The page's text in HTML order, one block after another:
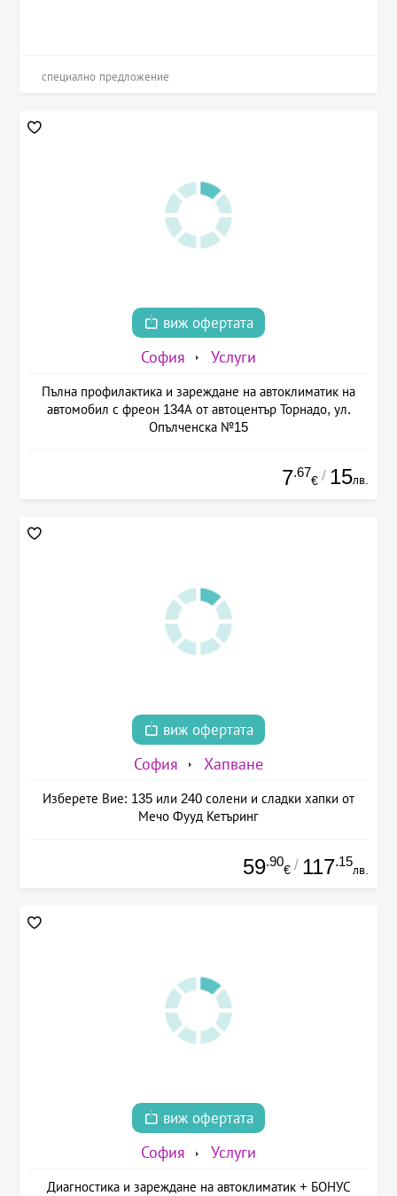
специално предложение
виж офертата
София Услуги
Пълна профилактика и зареждане на автоклиматик на
автомобил с фреон 134А от автоцентър Торнадо, ул.
Опълченска №15
7.67
€ / 15лв.
виж офертата
София Хапване
Изберете Вие: 135 или 240 солени и сладки хапки от
Мечо Фууд Кетъринг
59.90
€ / 117.15
лв.
виж офертата
София Услуги
Диагностика и зареждане на автоклиматик + БОНУС